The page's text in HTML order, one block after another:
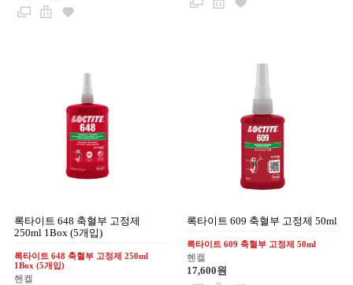
록타이트 648 축혈부 고정제
250ml 1Box (5개입)
록타이트 648 축혈부 고정제 250ml
1Box (5개입)
헨켈
록타이트 609 축혈부 고정제 50ml
록타이트 609 축혈부 고정제 50ml
헨켈
17,600원